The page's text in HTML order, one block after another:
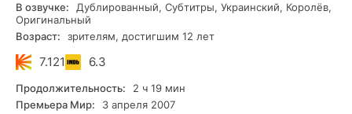
В озвучке:
Дублированный, Субтитры, Украинский, Королёв,
Оригинальный
Возраст:
зрителям, достигшим 12 лет
7.121 6.3
Продолжительность:
2 ч 19 мин
Премьера Мир:
3 апреля 2007